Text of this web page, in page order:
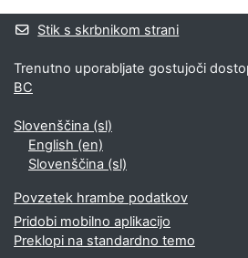
Stik s skrbnikom strani
Trenutno uporabljate gostujoči
BC
Slovenščina ‎(sl)‎
English ‎(en)‎
Slovenščina ‎(sl)‎
Povzetek hrambe podatkov
Pridobi mobilno aplikacijo
Preklopi na standardno temo